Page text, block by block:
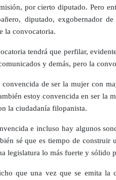
por cierto diputado. Pero
diputado, exgobernador
la convocatoria.
tendrá que perfilar,
y demás, pero la
convencida de ser la mujer con
estoy convencida en ser la
la ciudadanía filopanista.
e incluso hay algunos
sé que es tiempo de
legislatura lo más fuerte y sólido
que una vez que se emita la